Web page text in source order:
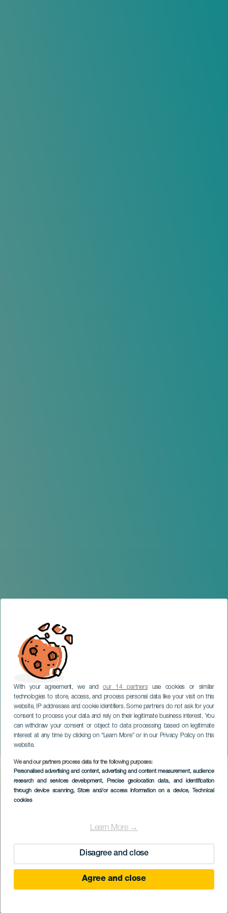
With your agreement, we andour 14 partnersuse cookies or similar
technologies to store, access, and process personal data like your visit on this
website, IP addresses and cookie identifiers. Some partners do not ask for your
consent to process your data and rely on their legitimate business interest. You
can withdraw your consent or object to data processing based on legitimate
interest at any time by clicking on “Learn More” or in our Privacy Policy on this
website.
We and our partners process data for the following purposes:
Personalised advertising and content, advertising and content measurement, audience
research and services development, Precise geolocation data, and identification
through device scanning, Store and/or access information on a device, Technical
cookies
Learn More →
Disagree and close
Agree and close
A Noite do
Emparelhamento
GRÃ-CANÁRIA
Imagen
Listado